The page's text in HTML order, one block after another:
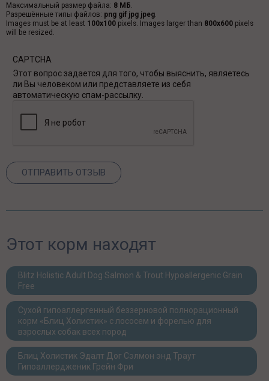
Максимальный размер файла: 8 МБ
Разрешённые типы файлов: png gif jpg jpeg
Images must be at least 100x100 pixels. Images larger than 800x600 pixels
will be resized.
CAPTCHA
Этот вопрос задается для того, чтобы выяснить, являетесь
ли Вы человеком или представляете из себя
автоматическую спам-рассылку.
Этот корм находят
Blitz Holistic Adult Dog Salmon & Trout Hypoallergenic Grain
Free
Сухой гипоаллергенный беззерновой полнорационный
корм «Блиц Холистик» с лососем и форелью для
взрослых собак всех пород
Блиц Холистик Эдалт Дог Сэлмон энд Траут
Гипоаллердженик Грейн Фри